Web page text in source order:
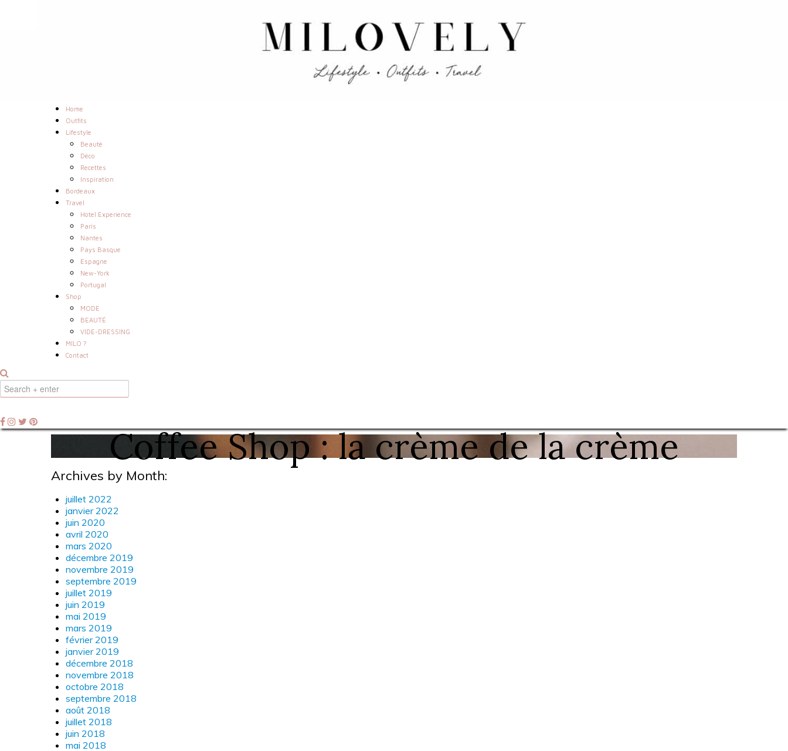
Home
Outfits
Lifestyle
Beauté
Déco
Recettes
Inspiration
Bordeaux
Travel
Hotel Experience
Paris
Nantes
Pays Basque
Espagne
New-York
Portugal
Shop
MODE
BEAUTÉ
VIDE-DRESSING
MILO ?
Contact
Coffee Shop : la crème de la crème
Archives by Month:
juillet 2022
janvier 2022
juin 2020
avril 2020
mars 2020
décembre 2019
novembre 2019
septembre 2019
juillet 2019
juin 2019
mai 2019
mars 2019
février 2019
janvier 2019
décembre 2018
novembre 2018
octobre 2018
septembre 2018
août 2018
juillet 2018
juin 2018
mai 2018